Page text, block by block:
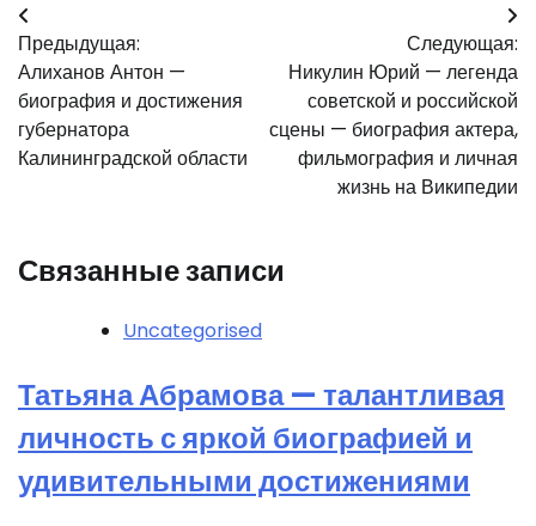
Навигация
по
записям
Предыдущая:
Алиханов Антон —
биография и достижения
губернатора
Калининградской области
Следующая:
Никулин Юрий — легенда
советской и российской
сцены — биография актера,
фильмография и личная
жизнь на Википедии
Связанные записи
Uncategorised
Татьяна Абрамова — талантливая
личность с яркой биографией и
удивительными достижениями